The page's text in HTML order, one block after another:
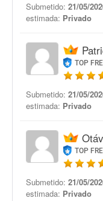
Submetido: 21/05/
estimada: Privado
TOP
Submetido: 21/05/
estimada: Privado
TOP
Submetido: 21/05/
estimada: Privado